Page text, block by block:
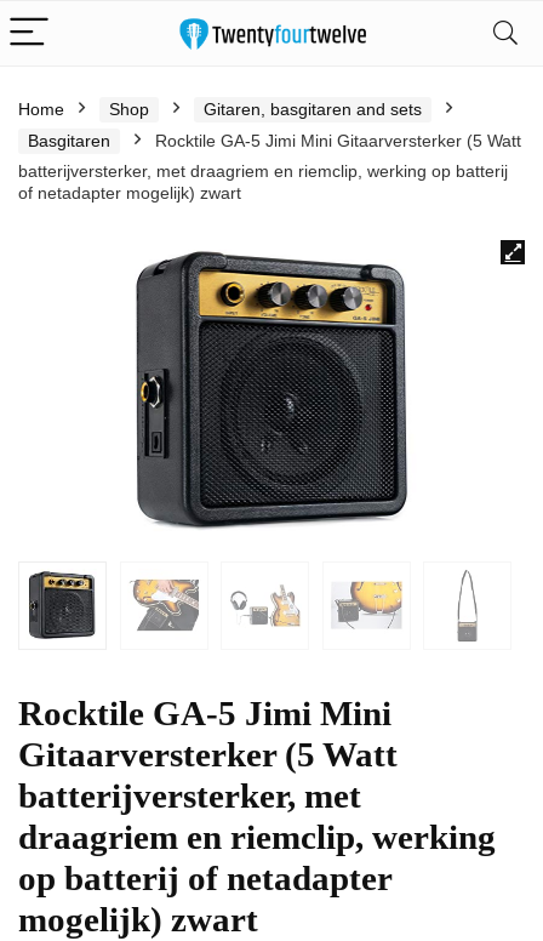
Home Shop
Gitaren, basgitaren and sets
Basgitaren
Rocktile GA-5 Jimi Mini Gitaarversterker (5 Watt
batterijversterker, met draagriem en riemclip, werking op batterij
of netadapter mogelijk) zwart
Rocktile GA-5 Jimi Mini
Gitaarversterker (5 Watt
batterijversterker, met
draagriem en riemclip, werking
op batterij of netadapter
mogelijk) zwart